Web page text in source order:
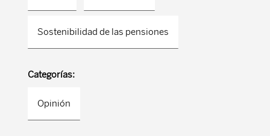
Sostenibilidad de las pensiones
Categorías:
Opinión